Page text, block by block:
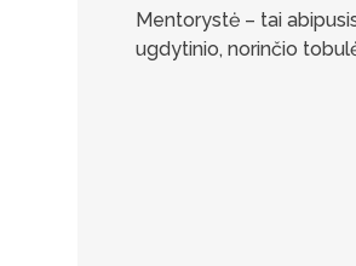
Mentorystė – tai
ugdytinio, norinčio